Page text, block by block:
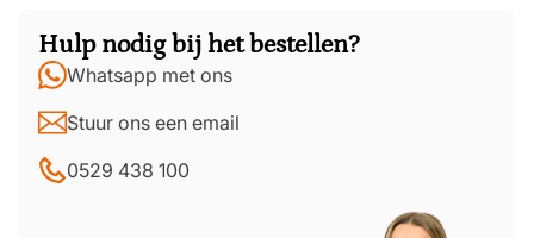
Hulp nodig bij het bestellen?
Whatsapp met ons
Stuur ons een email
0529 438 100